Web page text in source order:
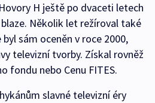
H ještě po dvaceti letech
Několik let režíroval také
sám oceněn v roce 2000,
televizní tvorby. Získal rovněž
fondu nebo Cenu FITES.
slavné televizní éry